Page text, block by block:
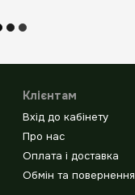
Клієнтам
Вхід до кабінету
Про нас
Оплата і доставка
Обмін та повернення